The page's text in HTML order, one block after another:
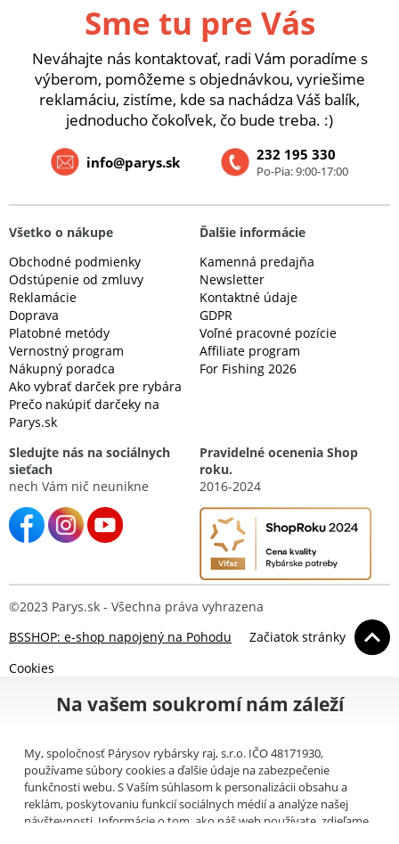
Sme tu pre Vás
Neváhajte nás kontaktovať, radi Vám poradíme s
výberom, pomôžeme s objednávkou, vyriešime
reklamáciu, zistíme, kde sa nachádza Váš balík,
jednoducho čokoľvek, čo bude treba. :)
232 195 330
Po-Pia: 9:00-17:00
info@parys.sk
Všetko o nákupe
Obchodné podmienky
Odstúpenie od zmluvy
Reklamácie
Doprava
Platobné metódy
Vernostný program
Nákupný poradca
Ako vybrať darček pre rybára
Prečo nakúpiť darčeky na
Parys.sk
Ďalšie informácie
Kamenná predajňa
Newsletter
Kontaktné údaje
GDPR
Voľné pracovné pozície
Affiliate program
For Fishing 2026
Sledujte nás na sociálnych
sieťach
nech Vám nič neunikne
Pravidelné ocenenia Shop
roku.
2016-2024
©2023 Parys.sk - Všechna práva vyhrazena
BSSHOP: e-shop napojený na Pohodu
Začiatok stránky
Cookies
Na vašem soukromí nám záleží
My, spoločnosť Párysov rybársky raj, s.r.o. IČO 48171930,
používame súbory cookies a ďalšie údaje na zabezpečenie
funkčnosti webu. S Vaším súhlasom k personalizácii obsahu a
reklám, poskytovaniu funkcií sociálnych médií a analýze našej
návštevnosti. Informácie o tom, ako náš web používate, zdieľame